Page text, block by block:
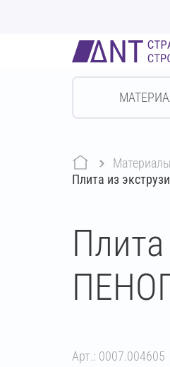
Материалы
Плита из
Арт.: 0007.004605